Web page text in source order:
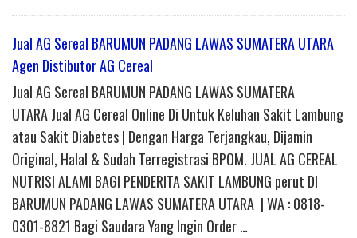
Jual AG Sereal BARUMUN PADANG LAWAS SUMATERA UTARA
Agen Distibutor AG Cereal
Jual AG Sereal BARUMUN PADANG LAWAS SUMATERA
UTARA Jual AG Cereal Online Di Untuk Keluhan Sakit Lambung
atau Sakit Diabetes | Dengan Harga Terjangkau, Dijamin
Original, Halal & Sudah Terregistrasi BPOM. JUAL AG CEREAL
NUTRISI ALAMI BAGI PENDERITA SAKIT LAMBUNG perut DI
BARUMUN PADANG LAWAS SUMATERA UTARA | WA : 0818-
0301-8821 Bagi Saudara Yang Ingin Order …